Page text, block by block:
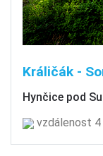
Králičák -
Hynčice pod
vzdálenost 4